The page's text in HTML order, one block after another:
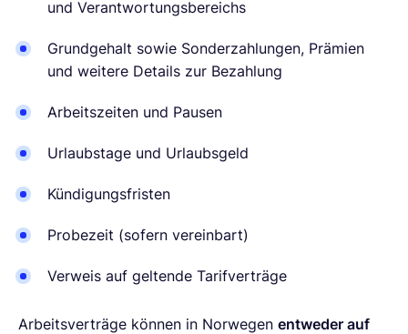
und Verantwortungsbereichs
Grundgehalt sowie Sonderzahlungen, Prämien
und weitere Details zur Bezahlung
Arbeitszeiten und Pausen
Urlaubstage und Urlaubsgeld
Kündigungsfristen
Probezeit (sofern vereinbart)
Verweis auf geltende Tarifverträge
Arbeitsverträge können in Norwegen entweder auf